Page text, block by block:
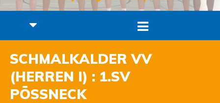
SCHMALKALDER VV
(HERREN I) : 1.SV
PÖSSNECK